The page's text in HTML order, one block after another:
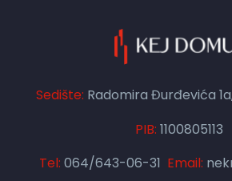
Sedište: Radomira Đurđevića
PIB: 1100805113
Tel: 064/643-06-31 Email: